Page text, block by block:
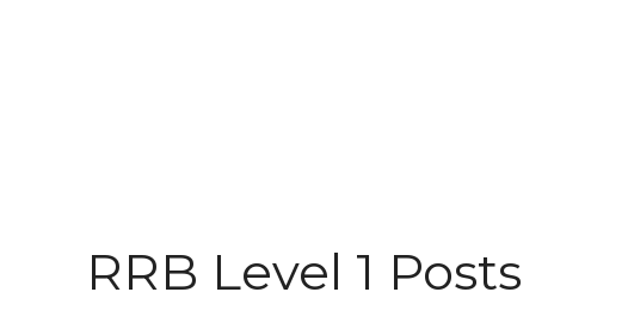
RRB Level 1 Posts